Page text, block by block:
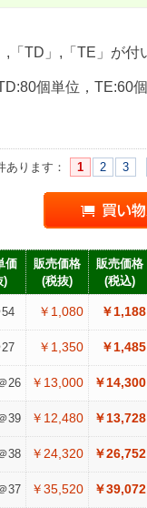
,「TD」,「TE」が付
個単位，TE:60
あります ： 1 2 3
価
)
販売価格
(税抜)
販売価格
(税込)
￥1,080 ￥1,188
￥1,350 ￥1,485
26 ￥13,000 ￥14,300
39 ￥12,480 ￥13,728
38 ￥24,320 ￥26,752
37 ￥35,520 ￥39,072